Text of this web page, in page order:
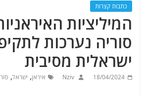
כתבות קצרות
המיליציות
סוריה נערכות
ישראלית מסיבית
18/04/2024
Nziv איראן, ישראל,